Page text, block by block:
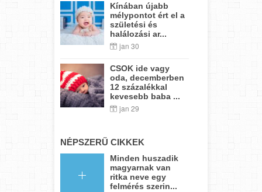
Kínában újabb
mélypontot ért el a
születési és
halálozási ar...
jan 30
CSOK ide vagy
oda, decemberben
12 százalékkal
kevesebb baba ...
jan 29
NÉPSZERŰ CIKKEK
Minden huszadik
magyarnak van
ritka neve egy
felmérés szerin...